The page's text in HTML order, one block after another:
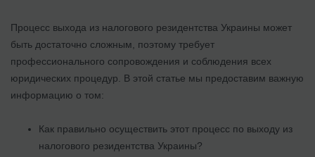
Процесс выхода из налогового резидентства Украины может
быть достаточно сложным, поэтому требует
профессионального сопровождения и соблюдения всех
юридических процедур. В этой статье мы предоставим важную
информацию о том:
Как правильно осуществить этот процесс по выходу из
налогового резидентства Украины?